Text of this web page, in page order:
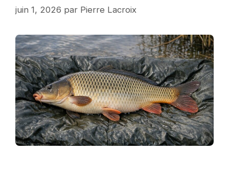
juin 1, 2026 par Pierre Lacroix